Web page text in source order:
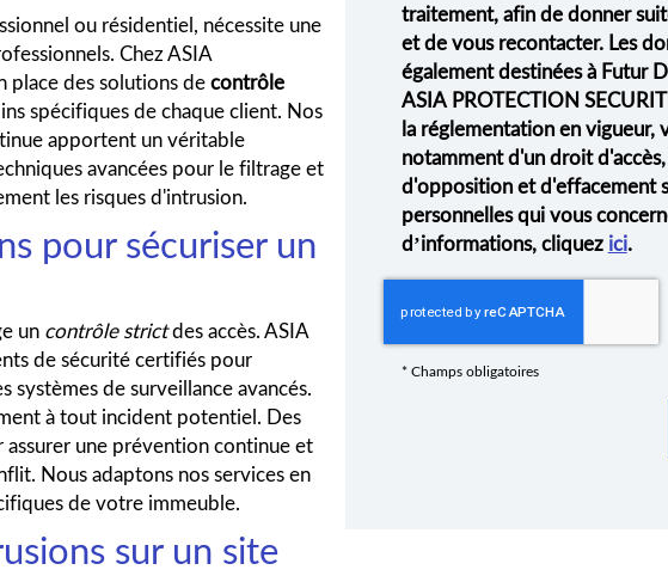
ou résidentiel, nécessite une
Chez ASIA
place des solutions decontrôle
spécifiques de chaque client. Nos
apportent un véritable
avancées pour le filtrage et
les risques d'intrusion.
pour sécuriser un
un contrôle strictdes accès. ASIA
de sécurité certifiés pour
systèmes de surveillance avancés.
à tout incident potentiel. Des
une prévention continue et
Nous adaptons nos services en
de votre immeuble.
sur un site
traitement, afin de donner
et de vous recontacter. Les
également destinées à Futur
ASIA PROTECTION
la réglementation en vigueur,
notamment d'un droit
d'opposition et d'effacement
personnelles qui vous
d’informations, cliquez ici.
* Champs obligatoires